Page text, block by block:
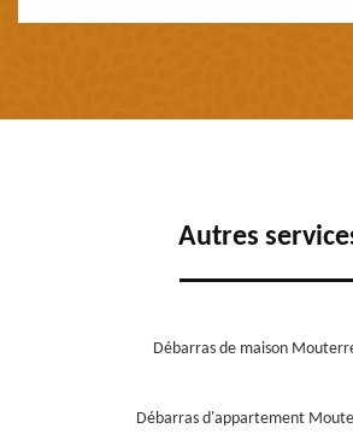
Autres
Débarras de maison
Débarras d'appartement